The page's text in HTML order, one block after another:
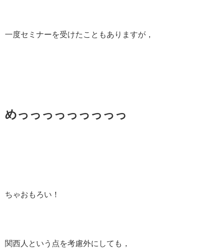
一度セミナーを受けたこともありますが，
めっっっっっっっっっ
ちゃおもろい！
関西人という点を考慮外にしても，